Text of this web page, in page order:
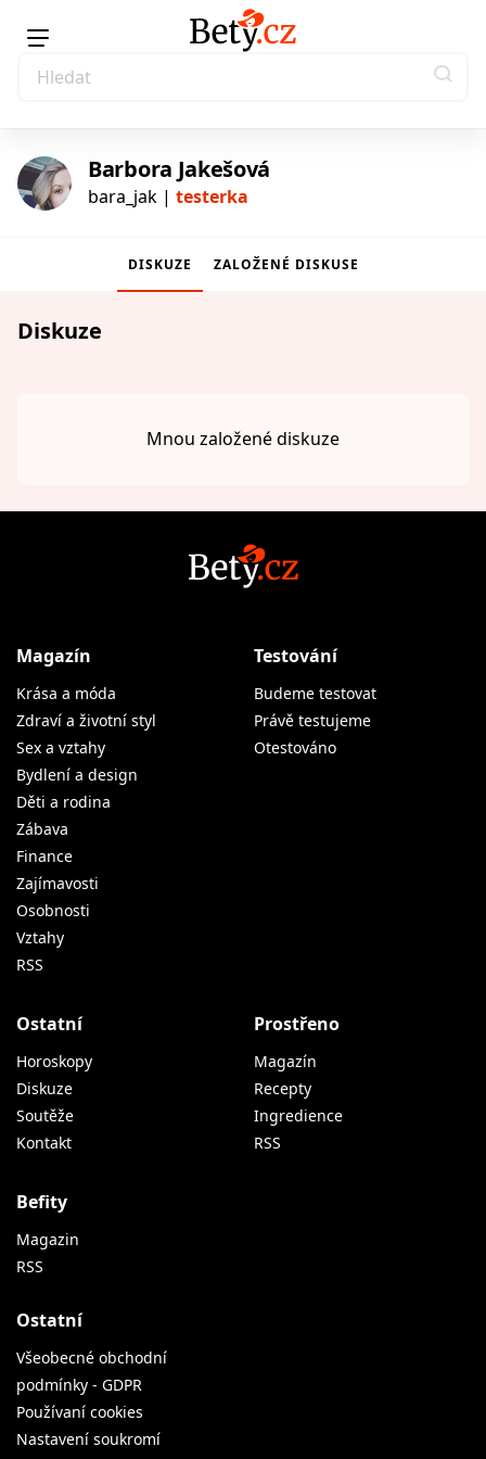
Barbora Jakešová
bara_jak | testerka
DISKUZE ZALOŽENÉ DISKUSE
Diskuze
Mnou založené diskuze
Magazín
Krása a móda
Zdraví a životní styl
Sex a vztahy
Bydlení a design
Děti a rodina
Zábava
Finance
Zajímavosti
Osobnosti
Vztahy
RSS
Testování
Budeme testovat
Právě testujeme
Otestováno
Ostatní
Horoskopy
Diskuze
Soutěže
Kontakt
Prostřeno
Magazín
Recepty
Ingredience
RSS
Befity
Magazin
RSS
Ostatní
Všeobecné obchodní
podmínky - GDPR
Používaní cookies
Nastavení soukromí